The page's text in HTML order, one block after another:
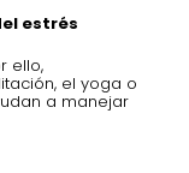
estrés
ello,
el yoga o
a manejar